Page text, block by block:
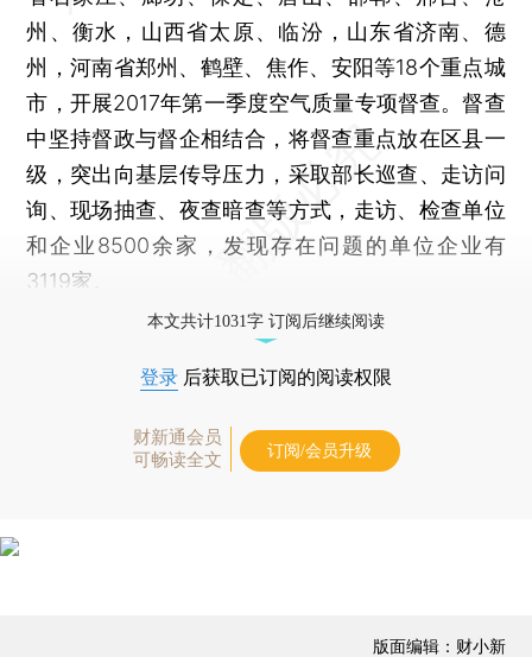
州、衡水，山西省太原、临汾，山东省济南、德
州，河南省郑州、鹤壁、焦作、安阳等18个重点城
市，开展2017年第一季度空气质量专项督查。督查
中坚持督政与督企相结合，将督查重点放在区县一
级，突出向基层传导压力，采取部长巡查、走访问
询、现场抽查、夜查暗查等方式，走访、检查单位
和企业8500余家，发现存在问题的单位企业有
3119家。
本文共计1031字 订阅后继续阅读
登录 后获取已订阅的阅读权限
财新通会员
可畅读全文
订阅/会员升级
版面编辑：财小新